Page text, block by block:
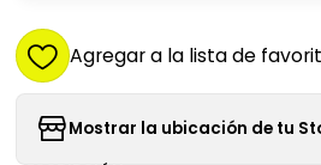
Agregar a la lista de
Mostrar la ubicación de tu